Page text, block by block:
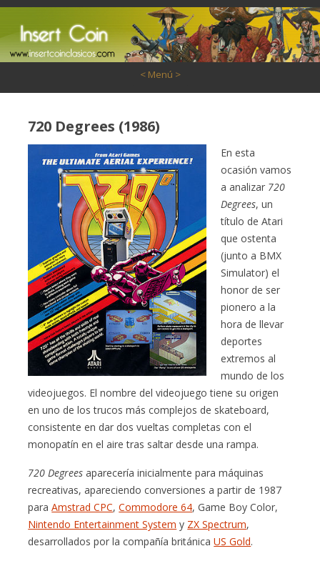
< Menú >
720 Degrees (1986)
En esta
ocasión vamos
a analizar 720
Degrees, un
título de Atari
que ostenta
(junto a BMX
Simulator) el
honor de ser
pionero a la
hora de llevar
deportes
extremos al
mundo de los
videojuegos. El nombre del videojuego tiene su origen
en uno de los trucos más complejos de skateboard,
consistente en dar dos vueltas completas con el
monopatín en el aire tras saltar desde una rampa.
720 Degrees aparecería inicialmente para máquinas
recreativas, apareciendo conversiones a partir de 1987
paraAmstrad CPC,Commodore 64, Game Boy Color,
Nintendo Entertainment System y ZX Spectrum,
desarrollados por la compañía británicaUS Gold.